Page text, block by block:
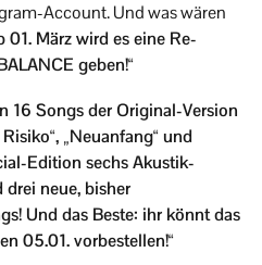
Account. Und was wären
01. März wird es eine Re-
geben!“
16 Songs der Original-Version
„Neuanfang“ und
Edition sechs Akustik-
drei neue, bisher
Und das Beste: ihr könnt das
05.01. vorbestellen!“